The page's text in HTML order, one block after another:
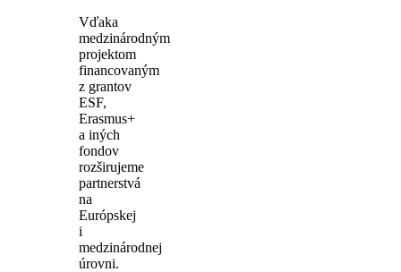
Vďaka
medzinárodným
projektom
financovaným
z grantov
ESF,
Erasmus+
a iných
fondov
rozširujeme
partnerstvá
na
Európskej
i
medzinárodnej
úrovni.